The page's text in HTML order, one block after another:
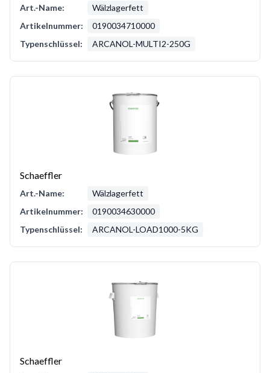
Art.-Name:
Wälzlagerfett
Artikelnummer:
0190034710000
Typenschlüssel:
ARCANOL-MULTI2-250G
Schaeffler
Art.-Name:
Wälzlagerfett
Artikelnummer:
0190034630000
Typenschlüssel:
ARCANOL-LOAD1000-5KG
Schaeffler